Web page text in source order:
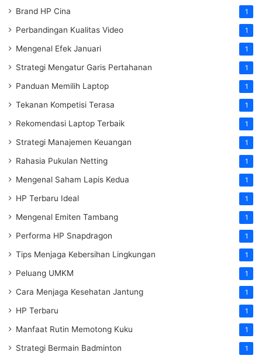
Brand HP Cina 1
Perbandingan Kualitas Video 1
Mengenal Efek Januari 1
Strategi Mengatur Garis Pertahanan 1
Panduan Memilih Laptop 1
Tekanan Kompetisi Terasa 1
Rekomendasi Laptop Terbaik 1
Strategi Manajemen Keuangan 1
Rahasia Pukulan Netting 1
Mengenal Saham Lapis Kedua 1
HP Terbaru Ideal 1
Mengenal Emiten Tambang 1
Performa HP Snapdragon 1
Tips Menjaga Kebersihan Lingkungan 1
Peluang UMKM 1
Cara Menjaga Kesehatan Jantung 1
HP Terbaru 1
Manfaat Rutin Memotong Kuku 1
Strategi Bermain Badminton 1